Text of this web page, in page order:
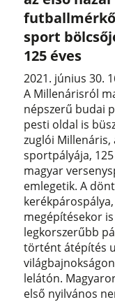
sport
125 éves
2021. június 30.
A Millenárisról
népszerű budai
pesti oldal is
zuglói Millenáris,
sportpályája,
magyar
emlegetik. A
megépítésekor
legkorszerűbb
történt átépítés
lelátón.
első nyilvános